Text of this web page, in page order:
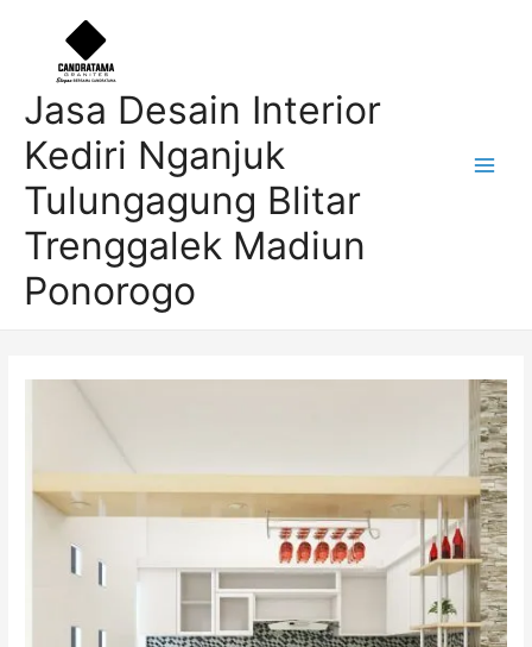
Jasa Desain Interior
Kediri Nganjuk
Tulungagung Blitar
Trenggalek Madiun
Ponorogo
navigation